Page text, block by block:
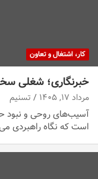
کار، اشتغال و تعاون
خبرنگاری؛ شغلی
مرداد ۱۷, ۱۴۰۵ تسنیم
آسیب‌های روحی و نبود
است که نگاه راهبردی